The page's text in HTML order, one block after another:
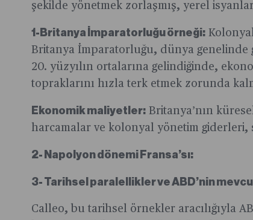
şekilde yönetmek zorlaşmış, yerel
1-Britanya İmparatorluğu örneği:
Britanya İmparatorluğu, dünya genelinde
20. yüzyılın ortalarına gelindiğinde,
topraklarını hızla terk etmek zorunda
Ekonomik maliyetler: Britanya’nın
harcamalar ve kolonyal yönetim
2- Napolyon dönemi Fransa’sı:
3- Tarihsel paralellikler ve ABD’nin
Calleo, bu tarihsel örnekler aracılığıyla